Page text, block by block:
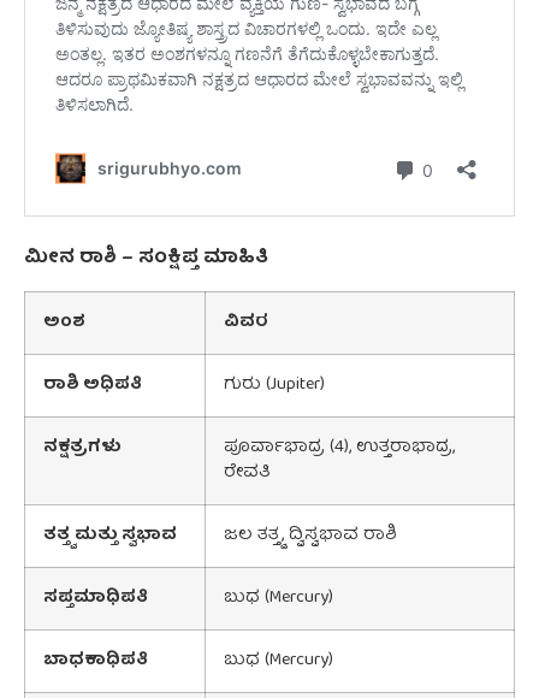
ಮೀನ ರಾಶಿ – ಸಂಕ್ಷಿಪ್ತ ಮಾಹಿತಿ
ಅಂಶ
ವಿವರ
ರಾಶಿಅಧಿಪತಿ
ಗುರು (Jupiter)
ನಕ್ಷತ್ರಗಳು
ಪೂರ್ವಾಭಾದ್ರ (4), ಉತ್ತರಾಭಾದ್ರ,
ರೇವತಿ
ತತ್ತ್ವಮತ್ತುಸ್ವಭಾವ
ಜಲ ತತ್ತ್ವ, ದ್ವಿಸ್ವಭಾವ ರಾಶಿ
ಸಪ್ತಮಾಧಿಪತಿ
ಬುಧ (Mercury)
ಬಾಧಕಾಧಿಪತಿ
ಬುಧ (Mercury)